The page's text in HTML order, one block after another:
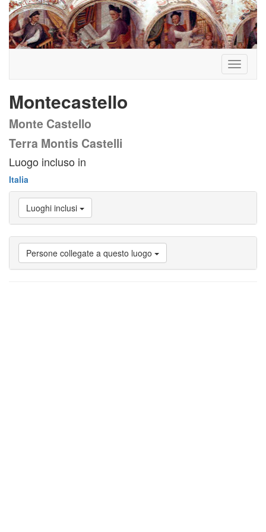
Toggle
Montecastello
Monte Castello
Terra Montis Castelli
Luogo incluso in
Italia
Luoghi inclusi
Persone collegate a questo luogo